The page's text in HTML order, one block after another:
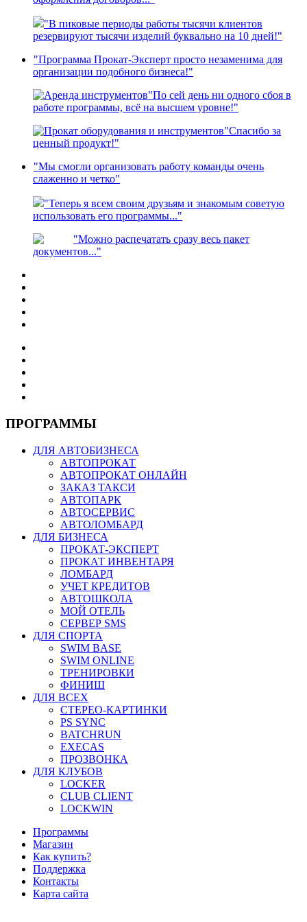
"В пиковые периоды работы тысячи клиентов
резервируют тысячи изделий буквально на 10 дней!"
"Программа Прокат-Эксперт просто незаменима для
организации подобного бизнеса!"
"По сей день ни одного сбоя в
работе программы, всё на высшем уровне!"
"Спасибо за
ценный продукт!"
"Мы смогли организовать работу команды очень
слаженно и четко"
"Теперь я всем своим друзьям и знакомым советую
использовать его программы..."
"Можно распечатать сразу весь пакет
документов..."
ПРОГРАММЫ
ДЛЯ АВТОБИЗНЕСА
АВТОПРОКАТ
АВТОПРОКАТ ОНЛАЙН
ЗАКАЗ ТАКСИ
АВТОПАРК
АВТОСЕРВИС
АВТОЛОМБАРД
ДЛЯ БИЗНЕСА
ПРОКАТ-ЭКСПЕРТ
ПРОКАТ ИНВЕНТАРЯ
ЛОМБАРД
УЧЕТ КРЕДИТОВ
АВТОШКОЛА
МОЙ ОТЕЛЬ
СЕРВЕР SMS
ДЛЯ СПОРТА
SWIM BASE
SWIM ONLINE
ТРЕНИРОВКИ
ФИНИШ
ДЛЯ ВСЕХ
СТЕРЕО-КАРТИНКИ
PS SYNC
BATCHRUN
EXECAS
ПРОЗВОНКА
ДЛЯ КЛУБОВ
LOCKER
CLUB CLIENT
LOCKWIN
Программы
Магазин
Как купить?
Поддержка
Контакты
Карта сайта